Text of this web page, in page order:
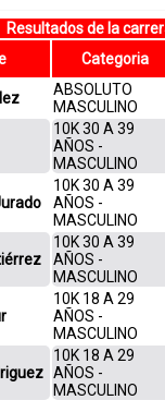
Resultados de la
Categoria
ABSOLUTO
MASCULINO
10K 30 A 39
AÑOS -
MASCULINO
10K 30 A 39
AÑOS -
MASCULINO
10K 30 A 39
AÑOS -
MASCULINO
10K 18 A 29
AÑOS -
MASCULINO
10K 18 A 29
AÑOS -
MASCULINO